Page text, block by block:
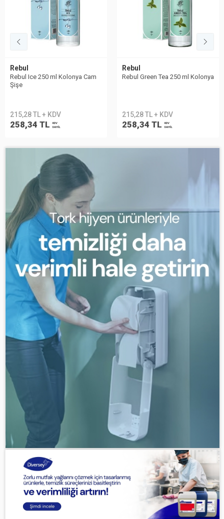
Rebul
Rebul Green Tea 250 ml Kolonya
215,28 TL + KDV
258,34 TL
KDV
DAHİL
Eyüp Sabri Tuncer
Eyüp Sabri Tuncer Limon
318,76 TL + KDV
382,51 TL
KDV
DAHİL